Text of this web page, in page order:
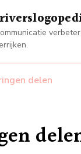
delen